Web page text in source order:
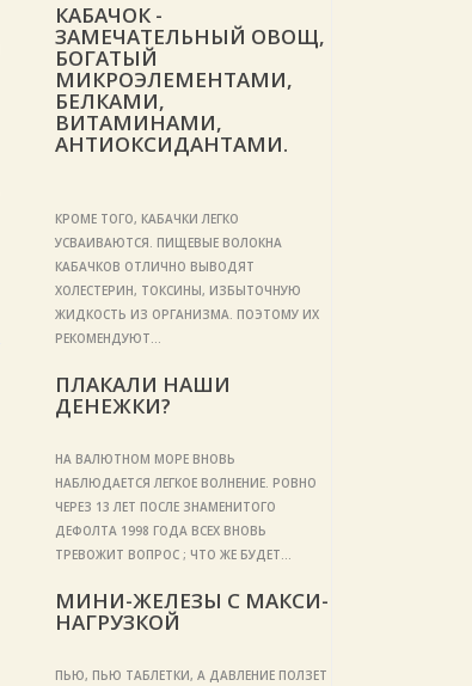
КАБАЧОК -
ЗАМЕЧАТЕЛЬНЫЙ ОВОЩ,
БОГАТЫЙ
МИКРОЭЛЕМЕНТАМИ,
БЕЛКАМИ,
ВИТАМИНАМИ,
АНТИОКСИДАНТАМИ.
КРОМЕ ТОГО, КАБАЧКИ ЛЕГКО
УСВАИВАЮТСЯ. ПИЩЕВЫЕ ВОЛОКНА
КАБАЧКОВ ОТЛИЧНО ВЫВОДЯТ
ХОЛЕСТЕРИН, ТОКСИНЫ, ИЗБЫТОЧНУЮ
ЖИДКОСТЬ ИЗ ОРГАНИЗМА. ПОЭТОМУ ИХ
РЕКОМЕНДУЮТ…
ПЛАКАЛИ НАШИ
ДЕНЕЖКИ?
НА ВАЛЮТНОМ МОРЕ ВНОВЬ
НАБЛЮДАЕТСЯ ЛЕГКОЕ ВОЛНЕНИЕ. РОВНО
ЧЕРЕЗ 13 ЛЕТ ПОСЛЕ ЗНАМЕНИТОГО
ДЕФОЛТА 1998 ГОДА ВСЕХ ВНОВЬ
ТРЕВОЖИТ ВОПРОС ; ЧТО ЖЕ БУДЕТ…
МИНИ-ЖЕЛЕЗЫ С МАКСИ-
НАГРУЗКОЙ
ПЬЮ, ПЬЮ ТАБЛЕТКИ, А ДАВЛЕНИЕ ПОЛЗЕТ